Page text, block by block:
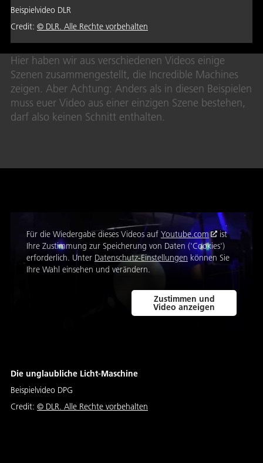
Beispielvideo DLR
Credit: © DLR. Alle Rechte vorbehalten
Hier haben wir aus verschiedenen Videos einige
Szenen zusammengestellt, die Incredible Machines
zeigen. Aber Achtung: Anders als in diesen Beispielen
muss euer Video aus einer einzigen Szene bestehen,
darf also keinen Schnitt enthalten.
Für die Wiedergabe dieses Videos auf Youtube.com
ist
Ihre Zustimmung zur Speicherung von Daten ('Cookies')
erforderlich. Unter Datenschutz-Einstellungenkönnen Sie
Ihre Wahl einsehen und verändern.
Zustimmen und
Video anzeigen
Die unglaubliche Licht-Maschine
Beispielvideo DPG
Credit: © DLR. Alle Rechte vorbehalten